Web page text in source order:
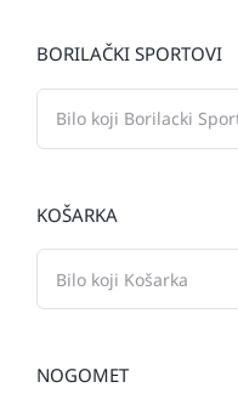
BORILAČKI SPORTOVI
KOŠARKA
NOGOMET